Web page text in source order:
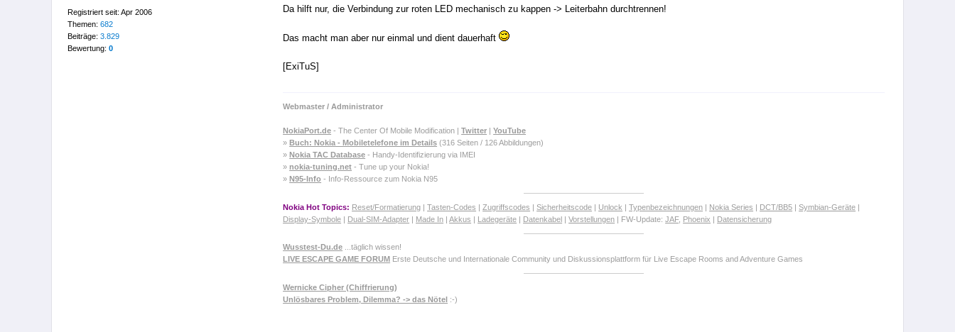
Registriert seit: Apr 2006
Themen: 682
Beiträge: 3.829
Bewertung: 0
Da hilft nur, die Verbindung zur roten LED mechanisch zu kappen -> Leiterbahn durchtrennen!
Das macht man aber nur einmal und dient dauerhaft
[ExiTuS]
Webmaster / Administrator
NokiaPort.de - The Center Of Mobile Modification |Twitter |YouTube
»Buch: Nokia - Mobiletelefone im Details (316 Seiten / 126 Abbildungen)
»Nokia TAC Database - Handy-Identifizierung via IMEI
»nokia-tuning.net - Tune up your Nokia!
»N95-Info - Info-Ressource zum Nokia N95
Nokia Hot Topics: Reset/Formatierung |Tasten-Codes | Zugriffscodes |Sicherheitscode | Unlock |Typenbezeichnungen | Nokia Series | DCT/BB5 |Symbian-Geräte |
Display-Symbole | Dual-SIM-Adapter | Made In |Akkus | Ladegeräte | Datenkabel |Vorstellungen | FW-Update:JAF, Phoenix | Datensicherung
Wusstest-Du.de ...täglich wissen!
LIVE ESCAPE GAME FORUM Erste Deutsche und Internationale Community und Diskussionsplattform für Live Escape Rooms and Adventure Games
Wernicke Cipher (Chiffrierung)
Unlösbares Problem, Dilemma? -> das Nötel :-)